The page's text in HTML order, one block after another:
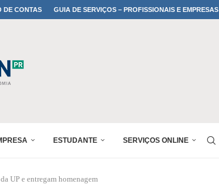
DE CONTAS GUIA DE SERVIÇOS – PROFISSIONAIS E EMPRESAS
ESTUDANTE SERVIÇOS ONLINE
UP e entregam homenagem